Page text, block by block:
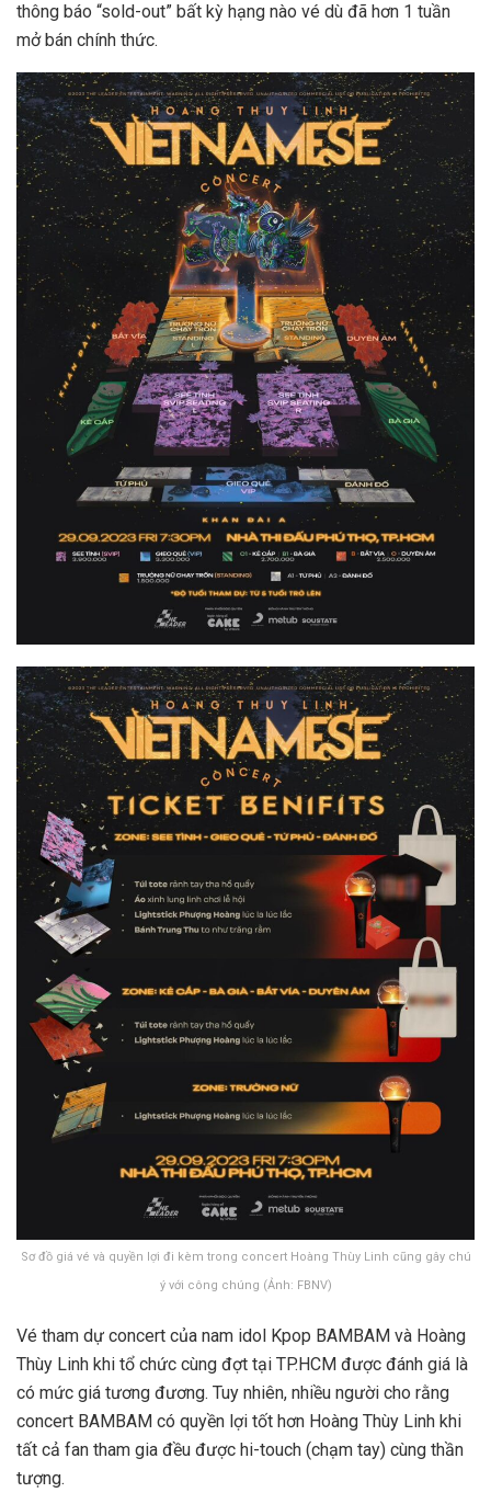
thông báo “sold-out” bất kỳ hạng nào vé dù đã hơn 1 tuần
mở bán chính thức.
Sơ đồ giá vé và quyền lợi đi kèm trong concert Hoàng Thùy Linh cũng gây chú
ý với công chúng (Ảnh: FBNV)
Vé tham dự concert của nam idol Kpop BAMBAM và Hoàng
Thùy Linh khi tổ chức cùng đợt tại TP.HCM được đánh giá là
có mức giá tương đương. Tuy nhiên, nhiều người cho rằng
concert BAMBAM có quyền lợi tốt hơn Hoàng Thùy Linh khi
tất cả fan tham gia đều được hi-touch (chạm tay) cùng thần
tượng.